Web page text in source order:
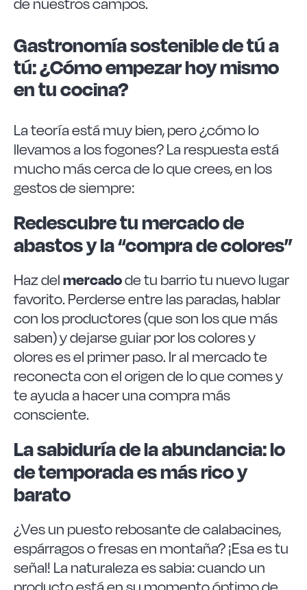
Gastronomía sostenible de tú a
tú: ¿Cómo empezar hoy mismo
en tu cocina?
La teoría está muy bien, pero ¿cómo lo
llevamos a los fogones? La respuesta está
mucho más cerca de lo que crees, en los
gestos de siempre:
Redescubre tu mercado de
abastos y la “compra de colores”
Haz delmercadode tu barrio tu nuevo lugar
favorito. Perderse entre las paradas, hablar
con los productores (que son los que más
saben) y dejarse guiar por los colores y
olores es el primer paso. Ir al mercado te
reconecta con el origen de lo que comes y
te ayuda a hacer una compra más
consciente.
La sabiduría de la abundancia: lo
de temporada es más rico y
barato
¿Ves un puesto rebosante de calabacines,
espárragos o fresas en montaña? ¡Esa es tu
señal! La naturaleza es sabia: cuando un
producto está en su momento óptimo de